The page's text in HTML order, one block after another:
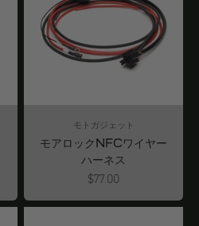
モトガジェット
モアロックNFCワイヤー
ハーネス
Angebot
$77.00